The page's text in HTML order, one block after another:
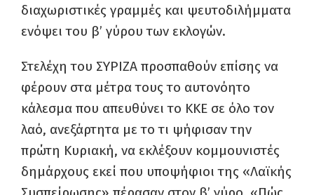
διαχωριστικές γραμμές και ψευτοδιλήμματα
ενόψει του β’ γύρου των εκλογών.
Στελέχη του ΣΥΡΙΖΑ προσπαθούν επίσης να
φέρουν στα μέτρα τους το αυτονόητο
κάλεσμα που απευθύνει το ΚΚΕ σε όλο τον
λαό, ανεξάρτητα με το τι ψήφισαν την
πρώτη Κυριακή, να εκλέξουν κομμουνιστές
δημάρχους εκεί που υποψήφιοι της «Λαϊκής